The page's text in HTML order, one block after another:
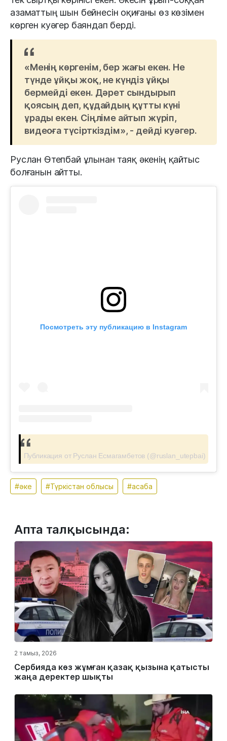
азаматтың шын бейнесін оқиғаны өз көзімен
көрген куәгер баяндап берді.
«Менің көргенім, бер жағы екен. Не
түнде ұйқы жоқ, не күндіз ұйқы
бермейді екен. Дәрет сындырып
қоясың деп, құдайдың құтты күні
ұрады екен. Сіңліме айтып жүріп,
видеоға түсірткіздім», - дейді куәгер.
Руслан Өтепбай ұлынан таяқ әкенің қайтыс
болғанын айтты.
Посмотреть эту публикацию в Instagram
Публикация от Руслан Есмагамбетов (@ruslan_utepbai)
#әке #Түркістан облысы #асаба
Апта талқысында:
2 тамыз, 2026
Сербияда көз жұмған қазақ қызына қатысты
жаңа деректер шықты